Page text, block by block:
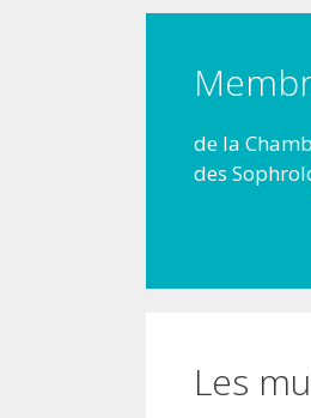
de la
des
Les